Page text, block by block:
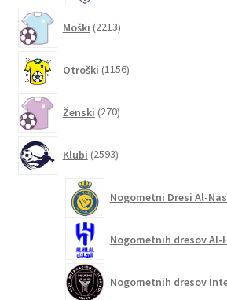
Moški 2213izdelkov
Otroški 1156izdelkov
Ženski 270izdelkov
Klubi 2593izdelkov
Nogometni Dresi Al-
Nogometnih dresov Al-
Nogometnih dresov